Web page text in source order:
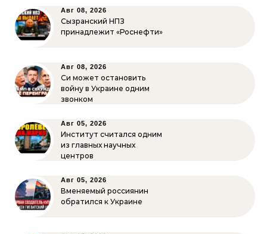
Авг 08, 2026
Сызранский НПЗ
принадлежит «Роснефти»
Авг 08, 2026
Си может остановить
войну в Украине одним
звонком
Авг 05, 2026
Институт считался одним
из главных научных
центров
Авг 05, 2026
Вменяемый россиянин
обратился к Украине